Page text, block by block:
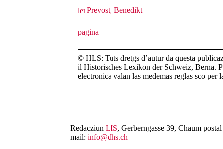
Prevost, Benedikt
© HLS: Tuts dretgs d’autur da questa
il Historisches Lexikon der Schweiz, Berna.
electronica valan las medemas reglas sco per
Redacziun LIS, Gerberngasse 39, Chaum
mail: info@dhs.ch